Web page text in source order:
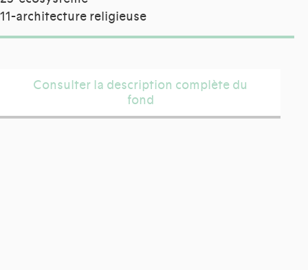
11-architecture religieuse
Consulter la description complète du
fond